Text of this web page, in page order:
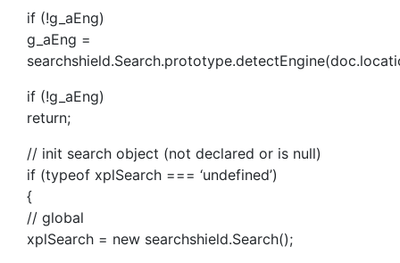
if (!g_aEng)
g_aEng =
if (!g_aEng)
return;
// init search object (not declared or is null)
if (typeof xplSearch === ‘undefined’)
{
// global
xplSearch = new searchshield.Search();